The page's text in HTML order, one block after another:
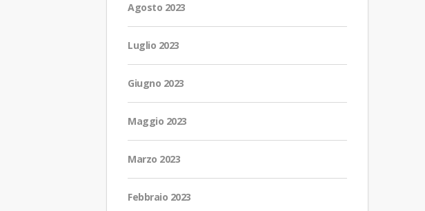
Agosto 2023
Luglio 2023
Giugno 2023
Maggio 2023
Marzo 2023
Febbraio 2023